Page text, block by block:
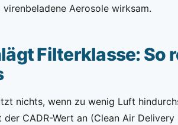
Aerosole wirksam.
Filterklasse: So
nichts, wenn zu wenig Luft
CADR-Wert an (Clean Air